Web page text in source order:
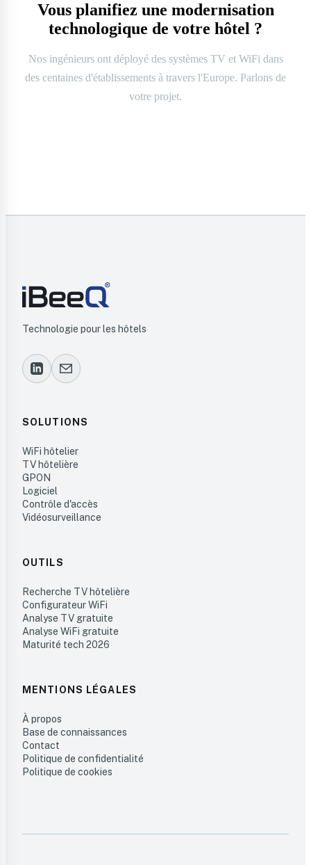
Vous planifiez une modernisation
technologique de votre hôtel ?
Nos ingénieurs ont déployé des systèmes TV et WiFi dans
des centaines d'établissements à travers l'Europe. Parlons de
votre projet.
Technologie pour les hôtels
SOLUTIONS
WiFi hôtelier
TV hôtelière
GPON
Logiciel
Contrôle d'accès
Vidéosurveillance
OUTILS
Recherche TV hôtelière
Configurateur WiFi
Analyse TV gratuite
Analyse WiFi gratuite
Maturité tech 2026
MENTIONS LÉGALES
À propos
Base de connaissances
Contact
Politique de confidentialité
Politique de cookies